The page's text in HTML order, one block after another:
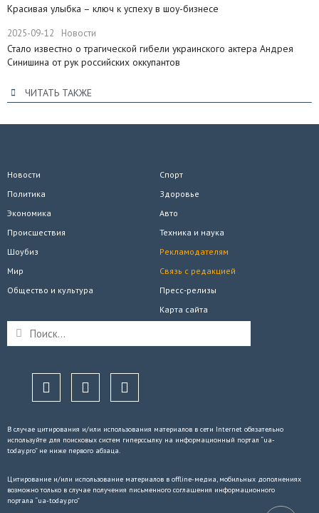
Красивая улыбка – ключ к успеху в шоу-бизнесе
2025-09-12 Новости
Стало известно о трагической гибели украинского актера Андрея
Синишина от рук российских оккупантов
ЧИТАТЬ ТАКЖЕ
Новости
Политика
Экономика
Происшествия
Спорт
Здоровье
Авто
Техника и наука
Шоубиз
Мир
Общество и культура
Рекламодателям
Связь с редакцией
Пресс-релизы
Карта сайта
В случае цитирования и/или использования материалов в сети Internet обязательно
используйте для поисковых систем гиперссылку на информационный портал “ua-
today.pro” не ниже первого абзаца.
Цитирование и/или использование материалов в offline-медиа, мобильных дополнениях
возможно только в случае получения письменного соглашения информационного
портала “ua-today.pro”